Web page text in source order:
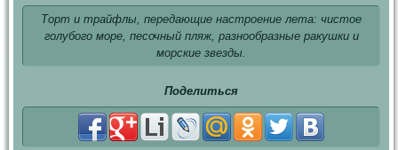
Торт и трайфлы, передающие настроение лета: чистое
голубого море, песочный пляж, разнообразные ракушки и
морские звезды.
Поделиться